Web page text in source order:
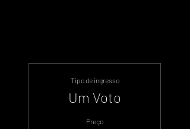
Tipo de ingresso
Um Voto
Preço